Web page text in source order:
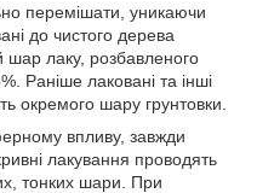
перемішати, уникаючи
до чистого дерева
шар лаку, розбавленого
Раніше лаковані та інші
окремого шару грунтовки.
впливу, завжди
лакування проводять
тонких шари. При